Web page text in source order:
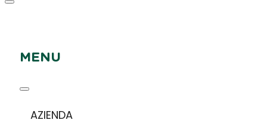
MENU
AZIENDA